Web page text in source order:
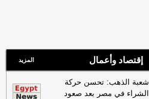
إقتصاد وأعمال المزيد
شعبة الذهب: تحسن حركة
الشراء في مصر بعد صعود